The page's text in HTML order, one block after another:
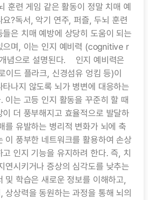
훈련 게임 같은 활동이 정말 치매 예
요?독서, 악기 연주, 퍼즐, 두뇌 훈련
들은 치매 예방에 상당히 도움이 되는
으며, 이는 인지 예비력 (cognitive r
념으로 설명된다. 인지 예비력은
이드 플라크, 신경섬유 엉킴 등)이
타나지 않도록 뇌가 병변에 대응하는
이는 고등 인지 활동을 꾸준히 할 때
이 더 풍부해지고 효율적으로 발달하
를 유발하는 병리적 변화가 뇌에 축
이 풍부한 네트워크를 활용하여 손상
고 인지 기능을 유지하려 한다. 즉, 치
연시키거나 증상의 심각도를 낮추는
및 학습은 새로운 정보를 이해하고,
상상력을 동원하는 과정을 통해 뇌의